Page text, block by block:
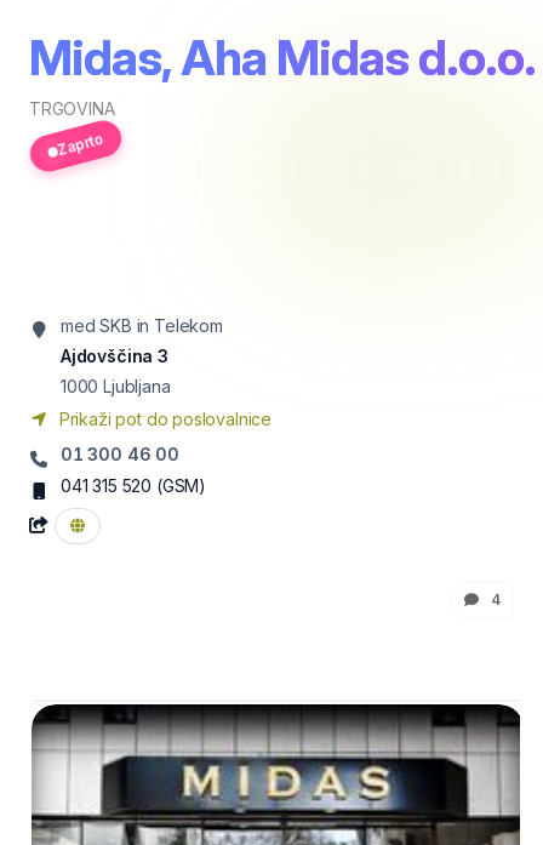
Midas, Aha Midas d.o.o.
TRGOVINA
Zaprto
med SKB in Telekom
Ajdovščina 3
1000 Ljubljana
Prikaži pot do poslovalnice
01 300 46 00
041 315 520 (GSM)
4